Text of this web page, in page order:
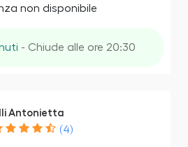
non disponibile
- Chiude alle ore 20:30
Antonietta
(4)